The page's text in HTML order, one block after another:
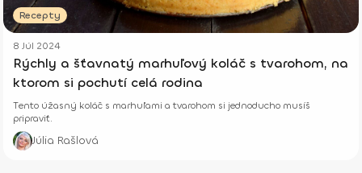
Recepty
8 Júl 2024
Rýchly a šťavnatý marhuľový koláč s tvarohom, na
ktorom si pochutí celá rodina
Tento úžasný koláč s marhuľami a tvarohom si jednoducho musíš
pripraviť.
Júlia Rašlová